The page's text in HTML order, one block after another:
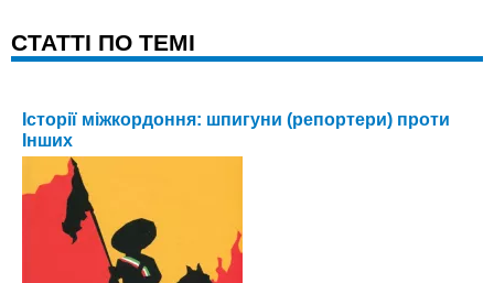
CТАТТІ ПО ТЕМІ
Історії міжкордоння: шпигуни (репортери) проти
Інших